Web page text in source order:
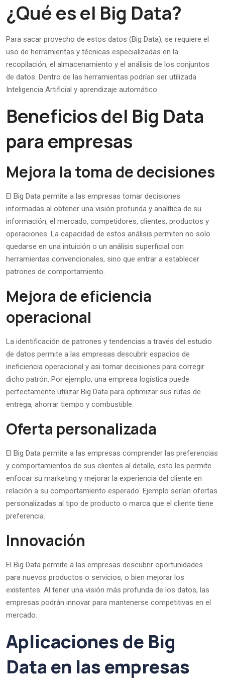
¿Qué es el Big Data?
Para sacar provecho de estos datos (Big Data), se requiere el
uso de herramientas y técnicas especializadas en la
recopilación, el almacenamiento y el análisis de los conjuntos
de datos. Dentro de las herramientas podrían ser utilizada
Inteligencia Artificial y aprendizaje automático.
Beneficios del Big Data
para empresas
Mejora la toma de decisiones
El Big Data permite a las empresas tomar decisiones
informadas al obtener una visión profunda y analítica de su
información, el mercado, competidores, clientes, productos y
operaciones. La capacidad de estos análisis permiten no solo
quedarse en una intuición o un análisis superficial con
herramientas convencionales, sino que entrar a establecer
patrones de comportamiento.
Mejora de eficiencia
operacional
La identificación de patrones y tendencias a través del estudio
de datos permite a las empresas descubrir espacios de
ineficiencia operacional y asi tomar decisiones para corregir
dicho patrón. Por ejemplo, una empresa logística puede
perfectamente utilizar Big Data para optimizar sus rutas de
entrega, ahorrar tiempo y combustible.
Oferta personalizada
El Big Data permite a las empresas comprender las preferencias
y comportamientos de sus clientes al detalle, esto les permite
enfocar su marketing y mejorar la experiencia del cliente en
relación a su comportamiento esperado. Ejemplo serían ofertas
personalizadas al tipo de producto o marca que el cliente tiene
preferencia.
Innovación
El Big Data permite a las empresas descubrir oportunidades
para nuevos productos o servicios, o bien mejorar los
existentes. Al tener una visión más profunda de los datos, las
empresas podrán innovar para mantenerse competitivas en el
mercado.
Aplicaciones de Big
Data en las empresas